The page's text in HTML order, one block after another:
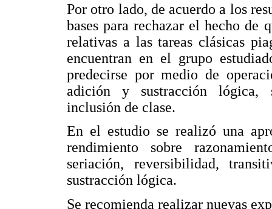
Por otro lado, de acuerdo a los
bases para rechazar el hecho de
relativas a las tareas clásicas
encuentran en el grupo
predecirse por medio de
adición y sustracción lógica,
inclusión de clase.
En el estudio se realizó una
rendimiento sobre
seriación, reversibilidad,
sustracción lógica.
Se recomienda realizar nuevas